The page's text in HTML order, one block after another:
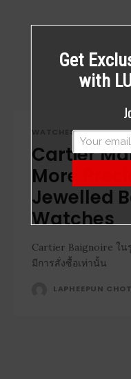
WATCHES
Cartier
More
Jewelled
Watches
Cartier Baignoire ใน
มีการสั่งซื้อเท่านั้น
LAPHEEPUN
Get
with